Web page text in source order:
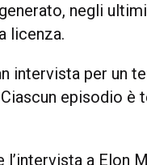
negli
licenza.
intervista per un
episodio è
a Elon